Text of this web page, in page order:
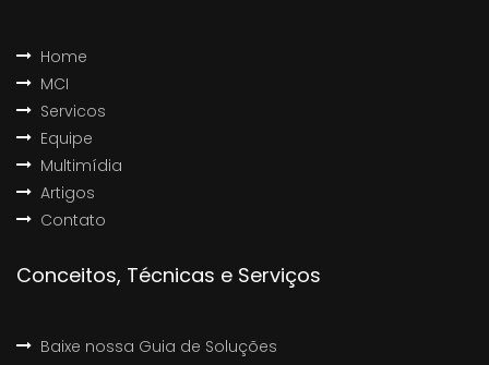
Home
MCI
Servicos
Equipe
Multimídia
Artigos
Contato
Conceitos, Técnicas e Serviços
Baixe nossa Guia de Soluções